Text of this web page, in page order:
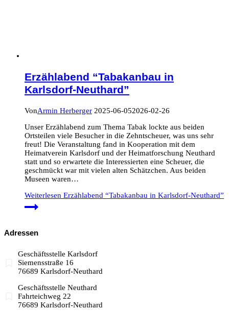
Erzählabend “Tabakanbau in
Karlsdorf-Neuthard”
VonArmin Herberger 2025-06-052026-02-26
Unser Erzählabend zum Thema Tabak lockte aus beiden
Ortsteilen viele Besucher in die Zehntscheuer, was uns sehr
freut! Die Veranstaltung fand in Kooperation mit dem
Heimatverein Karlsdorf und der Heimatforschung Neuthard
statt und so erwartete die Interessierten eine Scheuer, die
geschmückt war mit vielen alten Schätzchen. Aus beiden
Museen waren…
Weiterlesen Erzählabend “Tabakanbau in Karlsdorf-Neuthard”
Adressen
Geschäftsstelle Karlsdorf
Siemensstraße 16
76689 Karlsdorf-Neuthard
Geschäftsstelle Neuthard
Fahrteichweg 22
76689 Karlsdorf-Neuthard